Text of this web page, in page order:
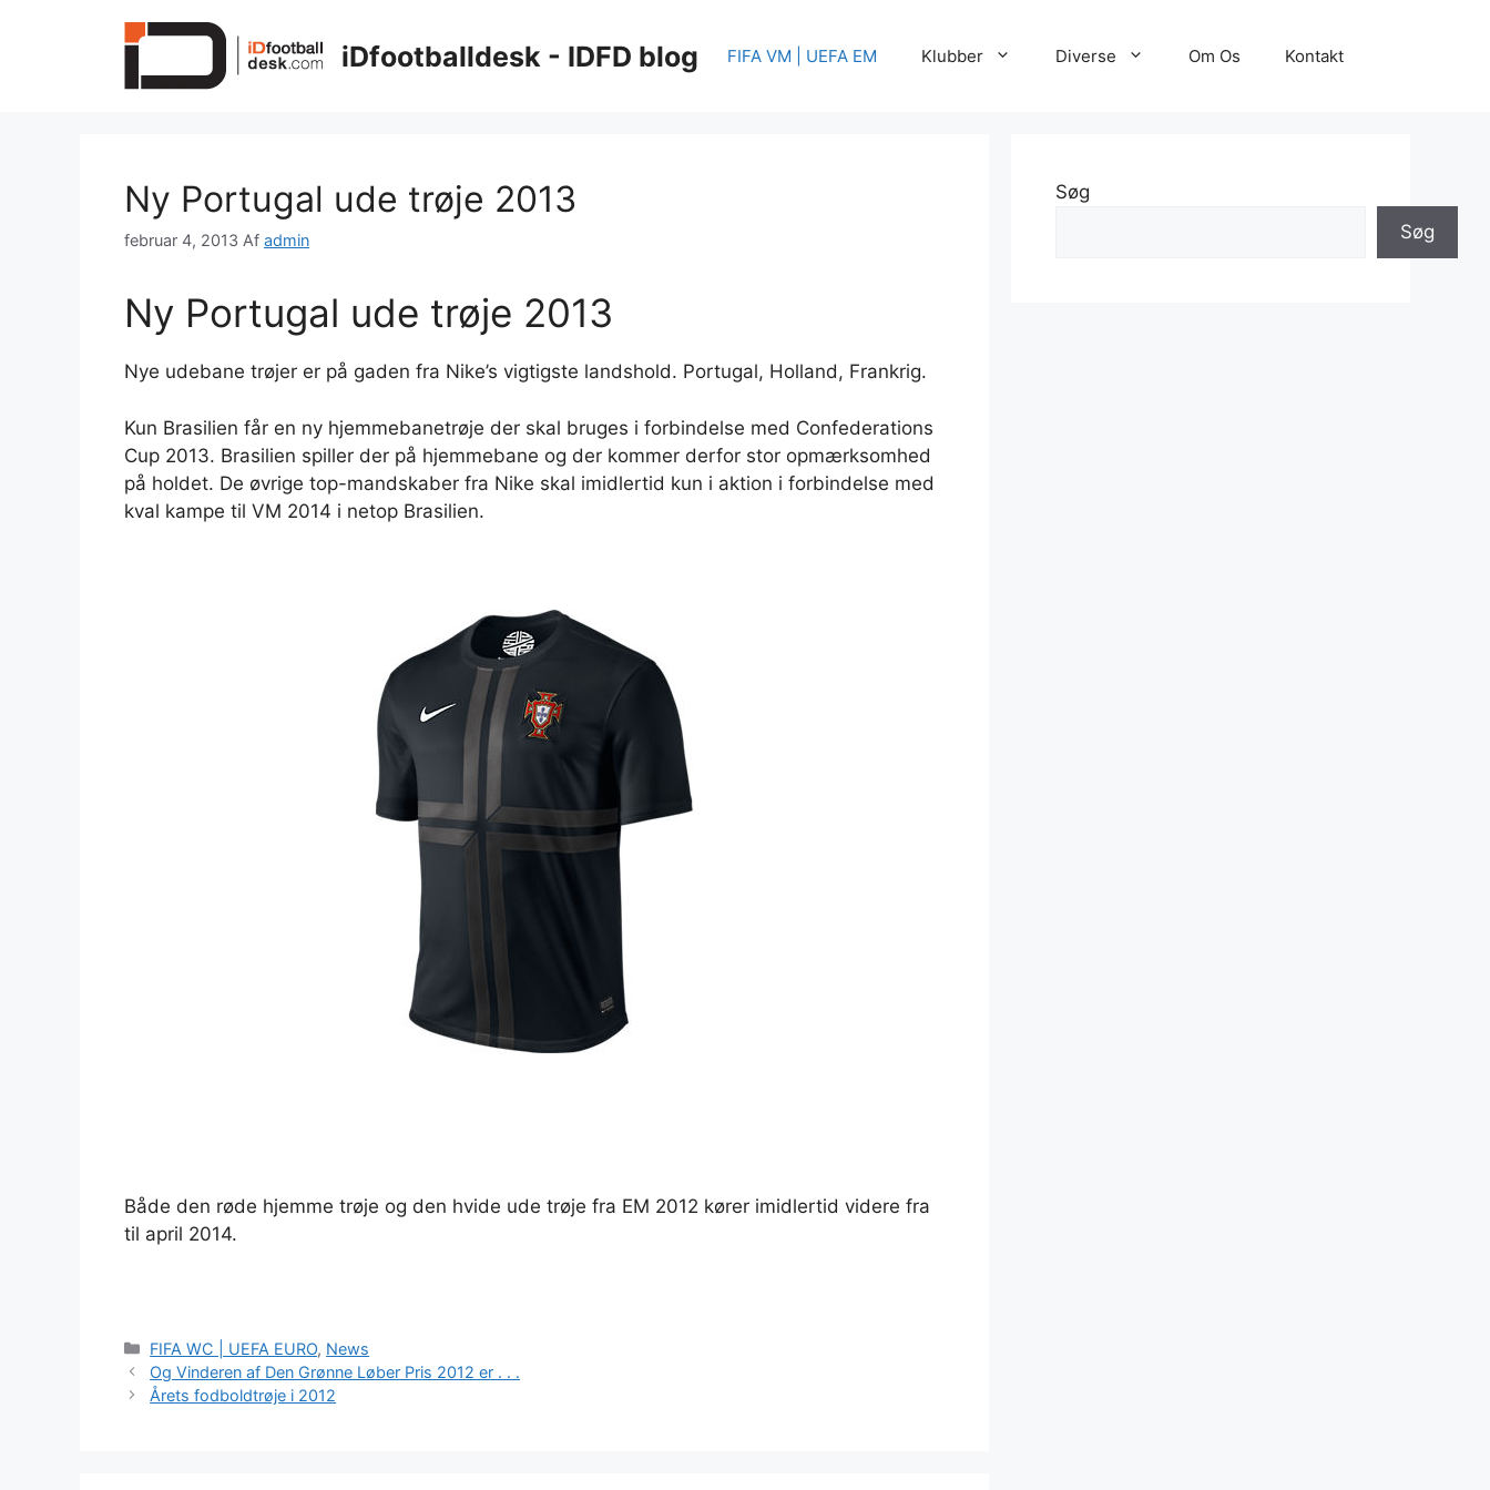
iDfootballdesk - IDFD blog FIFA VM | UEFA EM Klubber Diverse Om Os Kontakt
Ny Portugal ude trøje 2013
februar 4, 2013 Af admin
Ny Portugal ude trøje 2013
Nye udebane trøjer er på gaden fra Nike’s vigtigste landshold. Portugal, Holland, Frankrig.
Kun Brasilien får en ny hjemmebanetrøje der skal bruges i forbindelse med Confederations
Cup 2013. Brasilien spiller der på hjemmebane og der kommer derfor stor opmærksomhed
på holdet. De øvrige top-mandskaber fra Nike skal imidlertid kun i aktion i forbindelse med
kval kampe til VM 2014 i netop Brasilien.
Både den røde hjemme trøje og den hvide ude trøje fra EM 2012 kører imidlertid videre fra
til april 2014.
Kategorier
FIFA WC | UEFA EURO, News
Og Vinderen af Den Grønne Løber Pris 2012 er . . .
Årets fodboldtrøje i 2012
Søg
Søg